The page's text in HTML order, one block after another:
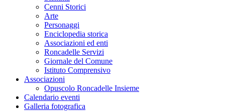
Cenni Storici
Arte
Personaggi
Enciclopedia storica
Associazioni ed enti
Roncadelle Servizi
Giornale del Comune
Istituto Comprensivo
Associazioni
Opuscolo Roncadelle Insieme
Calendario eventi
Galleria fotografica